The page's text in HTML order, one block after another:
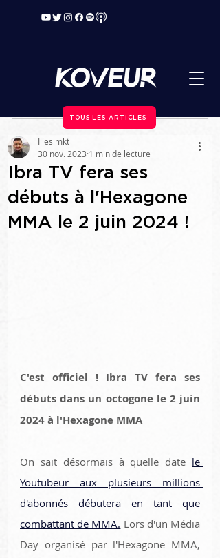
TOUS LES ARTICLES
Ibra TV fera ses
débuts à l'Hexagone
MMA le 2 juin 2024 !
Ilies mkt
30 nov. 2023 1 min de lecture
C'est officiel ! Ibra TV fera ses
débuts dans un octogone le 2 juin
2024 à l'Hexagone MMA
On sait désormais à quelle date le
Youtubeur aux plusieurs millions
d'abonnés débutera en tant que
combattant de MMA. Lors d'un Média
Day organisé par l'Hexagone MMA,